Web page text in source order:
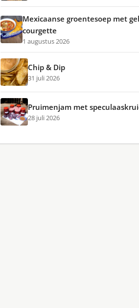
Mexicaanse groentesoep met
courgette
1 augustus 2026
Chip & Dip
31 juli 2026
Pruimenjam met
28 juli 2026